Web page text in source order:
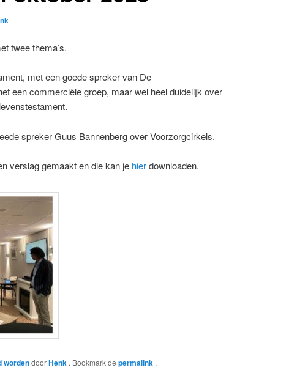
twee thema’s.
met een goede spreker van De
een commerciële groep, maar wel heel duidelijk over
spreker Guus Bannenberg over Voorzorgcirkels.
verslag gemaakt en die kan je hierdownloaden.
wordendoorHenk . Bookmark de permalink .